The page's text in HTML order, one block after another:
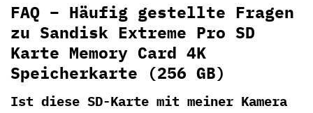
FAQ – Häufig gestellte Fragen
zu Sandisk Extreme Pro SD
Karte Memory Card 4K
Speicherkarte (256 GB)
Ist diese SD-Karte mit meiner Kamera